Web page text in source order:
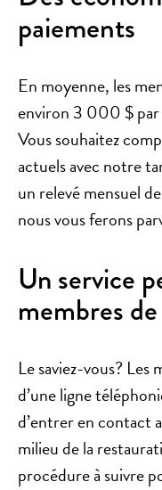
paiements
En moyenne, les
environ 3 000 $ par
Vous souhaitez
actuels avec notre
un relevé mensuel
nous vous ferons
Un service
membres
Le saviez-vous? Les
d’une ligne
d’entrer en contact
milieu de la
procédure à suivre